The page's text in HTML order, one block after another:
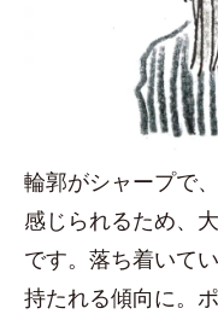
輪郭がシャープで
感じられるため、
です。落ち着いて
持たれる傾向に。